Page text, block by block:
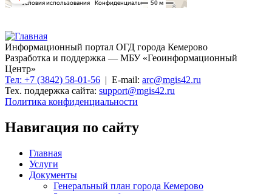
Информационный портал ОГД города Кемерово
Разработка и поддержка — МБУ «Геоинформационный
Центр»
Тел: +7 (3842) 58-01-56 | E-mail: arc@mgis42.ru
Тех. поддержка сайта: support@mgis42.ru
Политика конфиденциальности
Навигация по сайту
Главная
Услуги
Документы
Генеральный план города Кемерово